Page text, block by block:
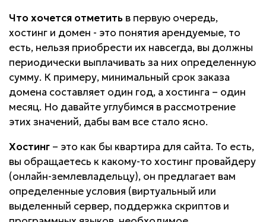
Что хочется отметить в первую очередь,
хостинг и домен - это понятия арендуемые, то
есть, нельзя приобрести их навсегда, вы должны
периодически выплачивать за них определенную
сумму. К примеру, минимальный срок заказа
домена составляет один год, а хостинга – один
месяц. Но давайте углубимся в рассмотрение
этих значений, дабы вам все стало ясно.
Хостинг – это как бы квартира для сайта. То есть,
вы обращаетесь к какому-то хостинг провайдеру
(онлайн-землевладельцу), он предлагает вам
определенные условия (виртуальный или
выделенный сервер, поддержка скриптов и